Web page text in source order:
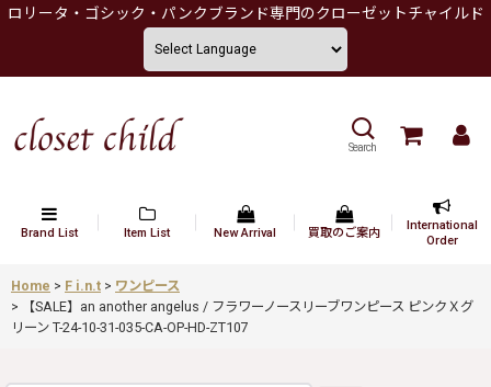
ロリータ・ゴシック・パンクブランド専門のクローゼットチャイルド
Search
Brand List Item List New Arrival 買取のご案内
International
Order
Home > F i.n.t > ワンピース
>
【SALE】an another angelus / フラワーノースリーブワンピース ピンクＸグ
リーン T-24-10-31-035-CA-OP-HD-ZT107